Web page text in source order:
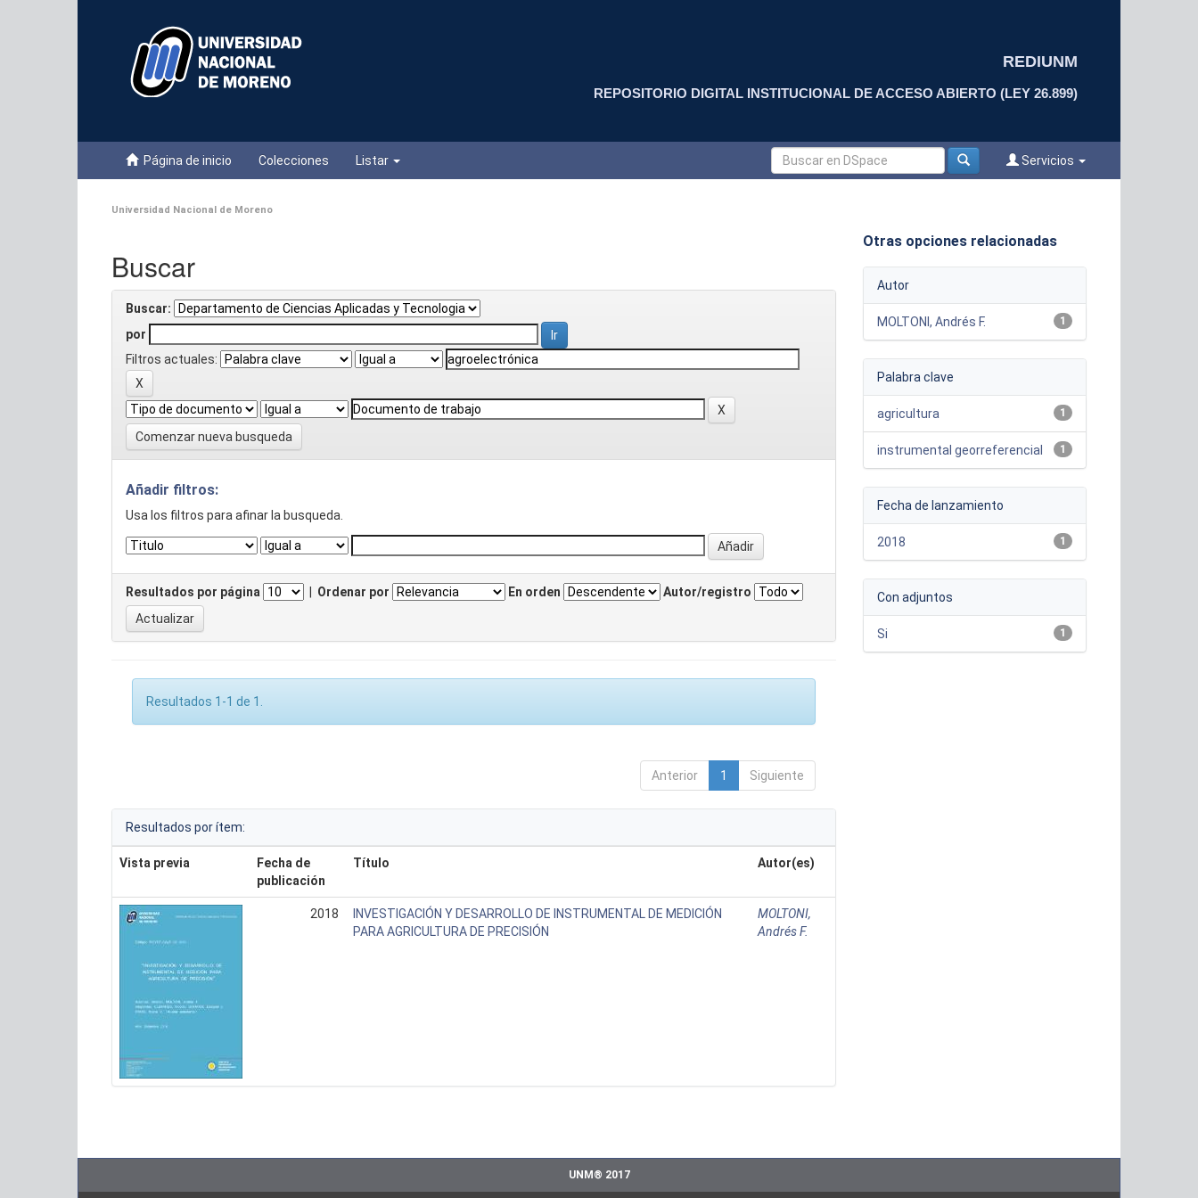
REDIUNM
REPOSITORIO DIGITAL INSTITUCIONAL DE ACCESO ABIERTO (LEY 26.899)
Página de inicio Colecciones Listar Servicios
Universidad Nacional de Moreno
Buscar
Buscar:
por
Filtros actuales:
Comenzar nueva busqueda
Añadir filtros:
Usa los filtros para afinar la busqueda.
Resultados por página Ordenar por En orden Autor/registro
Resultados 1-1 de 1.
Anterior 1 Siguiente
Resultados por ítem:
Vista previa
Fecha de
publicación
Título Autor(es)
2018
INVESTIGACIÓN Y DESARROLLO DE INSTRUMENTAL DE MEDICIÓN
PARA AGRICULTURA DE PRECISIÓN
MOLTONI,
Andrés F.
Otras opciones relacionadas
Autor
1
MOLTONI, Andrés F.
Palabra clave
1
agricultura
1
instrumental georreferencial
Fecha de lanzamiento
1
2018
Con adjuntos
1
Si
UNM® 2017